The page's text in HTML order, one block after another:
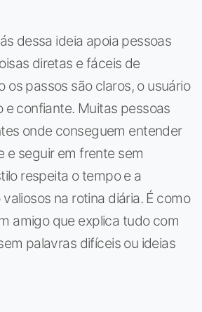
dessa ideia apoia pessoas
diretas e fáceis de
os passos são claros, o usuário
e confiante. Muitas pessoas
onde conseguem entender
e seguir em frente sem
respeita o tempo e a
na rotina diária. É como
amigo que explica tudo com
palavras difíceis ou ideias